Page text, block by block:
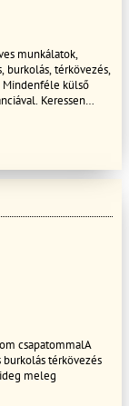
munkálatok,
burkolás, térkövezés,
Mindenféle külső
Keressen
csapatommalA
térkövezés
meleg